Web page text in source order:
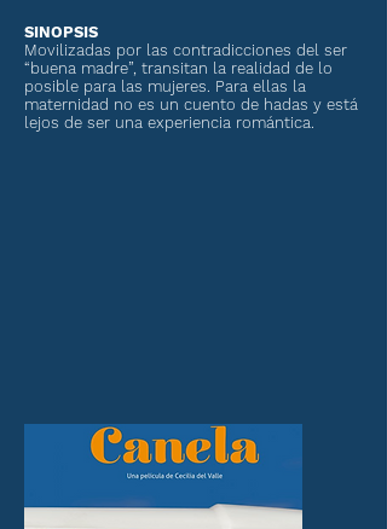
SINOPSIS
Movilizadas por las contradicciones del ser
“buena madre”, transitan la realidad de lo
posible para las mujeres. Para ellas la
maternidad no es un cuento de hadas y está
lejos de ser una experiencia romántica.